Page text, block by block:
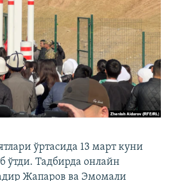
ўртасида 13 март куни
ўтди. Тадбирда онлайн
Жапаров ва Эмомали